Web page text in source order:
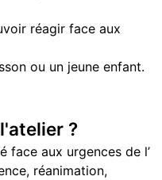
réagir face aux
ou un jeune enfant.
?
face aux urgences de l’
réanimation,